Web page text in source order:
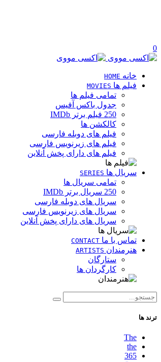
0
خانه HOME
فیلم ها MOVIES
تمامی فیلم ها
جدول باکس آفیس
250 فیلم برتر IMDb
کالکشن ها
فیلم های دوبله فارسی
فیلم های زیرنویس فارسی
فیلم های دارای پخش آنلاین
سریال ها SERIES
تمامی سریال ها
250 سریال برتر IMDb
سریال های دوبله فارسی
سریال های زیرنویس فارسی
سریال های دارای پخش آنلاین
تماس با ما CONTACT
هنرمندان ARTISTS
ستارگان
کارگردان ها
ترند ها
The
the
365